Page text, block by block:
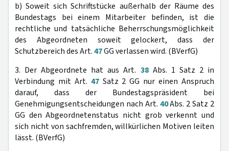
b) Soweit sich Schriftstücke außerhalb der Räume des
Bundestags bei einem Mitarbeiter befinden, ist die
rechtliche und tatsächliche Beherrschungsmöglichkeit
des Abgeordneten soweit gelockert, dass der
Schutzbereich des Art.47GG verlassen wird. (BVerfG)
3. Der Abgeordnete hat aus Art. 38Abs. 1 Satz 2 in
Verbindung mit Art. 47Satz 2 GG nur einen Anspruch
darauf, dass der Bundestagspräsident bei
Genehmigungsentscheidungen nach Art. 40Abs. 2 Satz 2
GG den Abgeordnetenstatus nicht grob verkennt und
sich nicht von sachfremden, willkürlichen Motiven leiten
lässt. (BVerfG)